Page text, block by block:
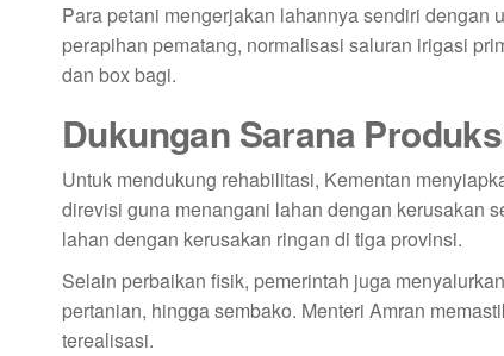
Para petani mengerjakan lahannya sendiri dengan
perapihan pematang, normalisasi saluran irigasi
dan box bagi.
Dukungan Sarana
Untuk mendukung rehabilitasi, Kementan
direvisi guna menangani lahan dengan kerusakan
lahan dengan kerusakan ringan di tiga provinsi.
Selain perbaikan fisik, pemerintah juga
pertanian, hingga sembako. Menteri Amran
terealisasi.